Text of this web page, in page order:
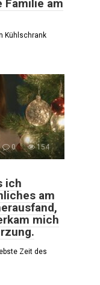
Familie am
Kühlschrank
0 154
ich
am
mich
Zeit des